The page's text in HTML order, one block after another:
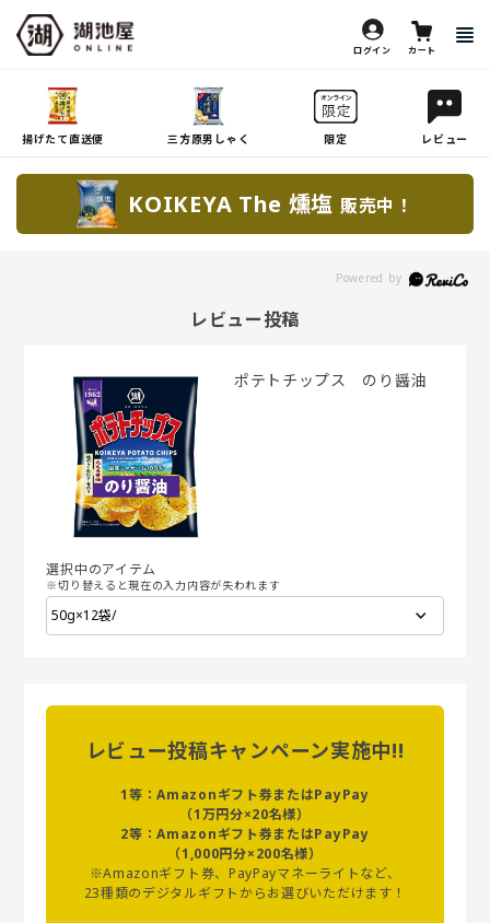
ログイン カート
揚げたて直送便 三方原男しゃく 限定 レビュー
KOIKEYA The 燻塩 販売中！
レビュー投稿
ポテトチップス のり醤油
選択中のアイテム
※切り替えると現在の入力内容が失われます
レビュー投稿キャンペーン実施中!!
1等：Amazonギフト券またはPayPay
（1万円分×20名様）
2等：Amazonギフト券またはPayPay
（1,000円分×200名様）
※Amazonギフト券、PayPayマネーライトなど、
23種類のデジタルギフトからお選びいただけます！